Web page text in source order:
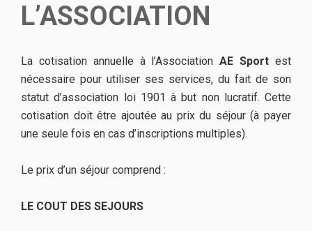
L’ASSOCIATION
La cotisation annuelle à l’AssociationAE Sport est
nécessaire pour utiliser ses services, du fait de son
statut d’association loi 1901 à but non lucratif. Cette
cotisation doit être ajoutée au prix du séjour (à payer
une seule fois en cas d’inscriptions multiples).
Le prix d’un séjour comprend :
LE COUT DES SEJOURS